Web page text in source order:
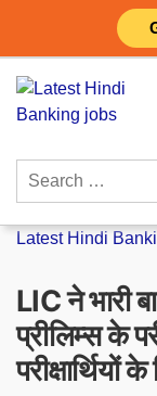
content
Search
Latest Hindi
LIC ने भारी
प्रीलिम्स के
परीक्षार्थियों